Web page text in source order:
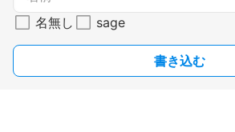
名無し sage
書き込む